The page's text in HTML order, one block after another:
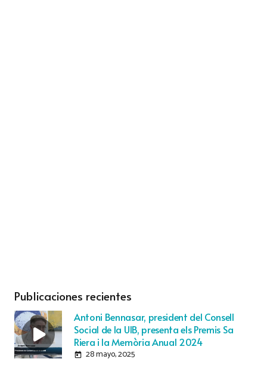
Publicaciones recientes
Antoni Bennasar, president del Consell
Social de la UIB, presenta els Premis Sa
Riera i la Memòria Anual 2024
today 28 mayo, 2025